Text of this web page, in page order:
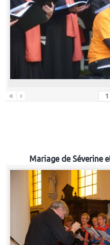
« ‹
Mariage de Séverine